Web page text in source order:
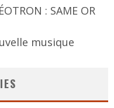
: SAME OR
musique